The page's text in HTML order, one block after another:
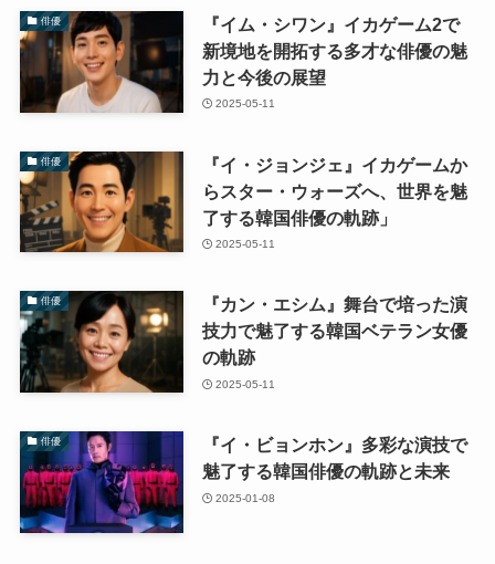
俳優
『イム・シワン』イカゲーム2で
新境地を開拓する多才な俳優の魅
力と今後の展望
2025-05-11
俳優
『イ・ジョンジェ』イカゲームか
らスター・ウォーズへ、世界を魅
了する韓国俳優の軌跡」
2025-05-11
俳優
『カン・エシム』舞台で培った演
技力で魅了する韓国ベテラン女優
の軌跡
2025-05-11
俳優
『イ・ビョンホン』多彩な演技で
魅了する韓国俳優の軌跡と未来
2025-01-08